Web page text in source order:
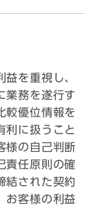
を重視し、
業務を遂行す
較優位情報を
利に扱うこと
様の自己判断
責任原則の確
結された契約
お客様の利益